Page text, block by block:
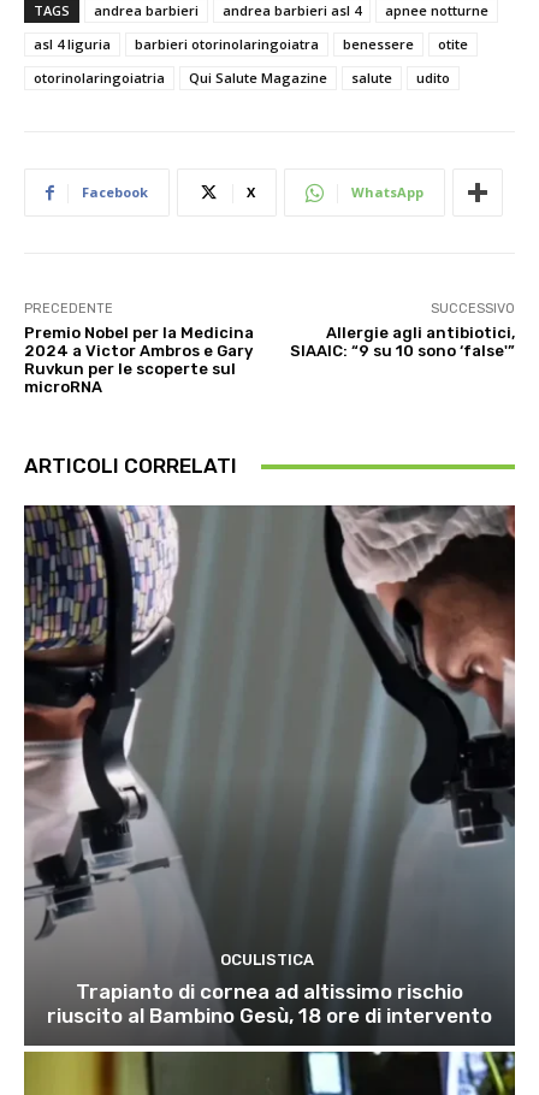
TAGS andrea barbieri andrea barbieri asl 4
apnee notturne
asl 4 liguria
barbieri otorinolaringoiatra benessere
otite
otorinolaringoiatria
Qui Salute Magazine salute udito
Facebook X WhatsApp
PRECEDENTE
Premio Nobel per la Medicina
2024 a Victor Ambros e Gary
Ruvkun per le scoperte sul
microRNA
SUCCESSIVO
Allergie agli antibiotici,
SIAAIC: “9 su 10 sono ‘false'”
ARTICOLI CORRELATI
OCULISTICA
Trapianto di cornea ad altissimo rischio
riuscito al Bambino Gesù, 18 ore di intervento